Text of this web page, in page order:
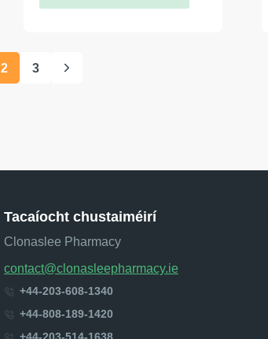
2 3
Tacaíocht chustaiméirí
Clonaslee Pharmacy
contact@clonasleepharmacy.ie
+44-203-608-1340
+44-808-189-1420